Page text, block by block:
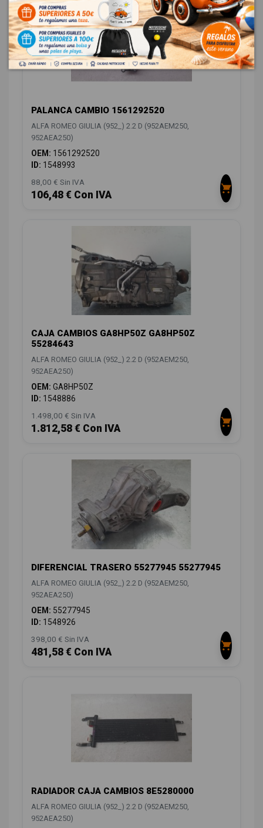
PALANCA CAMBIO 1561292520
ALFA ROMEO GIULIA (952_) 2.2 D (952AEM250,
952AEA250)
OEM: 1561292520
ID: 1548993
88,00 € Sin IVA
106,48 € Con IVA
CAJA CAMBIOS GA8HP50Z GA8HP50Z
55284643
ALFA ROMEO GIULIA (952_) 2.2 D (952AEM250,
952AEA250)
OEM: GA8HP50Z
ID: 1548886
1.498,00 € Sin IVA
1.812,58 € Con IVA
DIFERENCIAL TRASERO 55277945 55277945
ALFA ROMEO GIULIA (952_) 2.2 D (952AEM250,
952AEA250)
OEM: 55277945
ID: 1548926
398,00 € Sin IVA
481,58 € Con IVA
RADIADOR CAJA CAMBIOS 8E5280000
ALFA ROMEO GIULIA (952_) 2.2 D (952AEM250,
952AEA250)